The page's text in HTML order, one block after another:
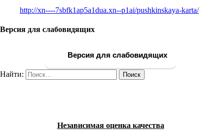
http://xn----7sbfk1ap5a1dua.xn--p1ai/pushkinskaya-karta/
Версия для слабовидящих
Версия для слабовидящих
Найти:
Независимая оценка качества